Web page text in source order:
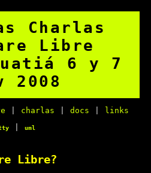
Charlas
Libre
6 y 7
2008
charlas docs links
uml
Libre?